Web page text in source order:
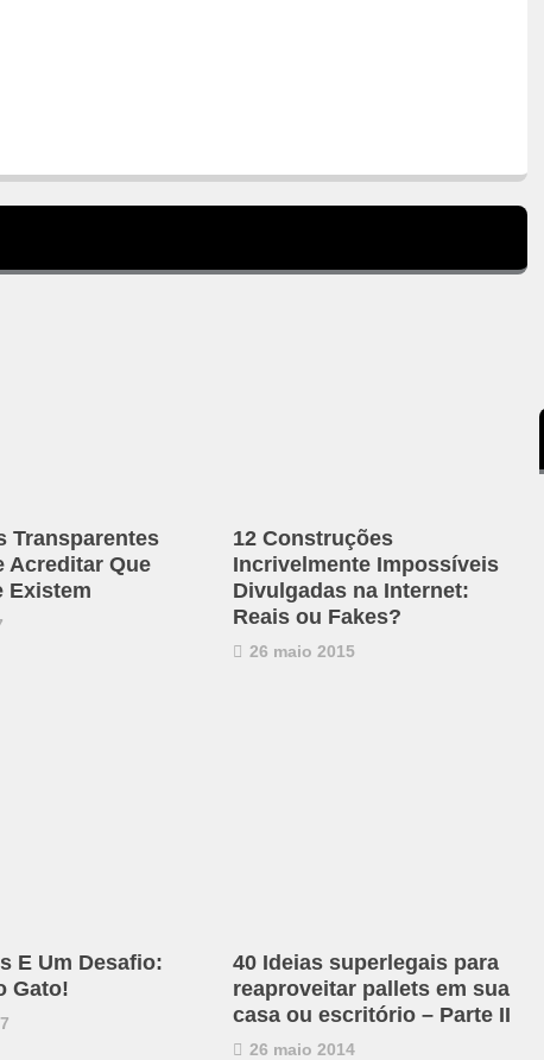
Transparentes
Acreditar Que
Existem
12 Construções
Incrivelmente Impossíveis
Divulgadas na Internet:
Reais ou Fakes?
26 maio 2015
E Um Desafio:
Gato!
40 Ideias superlegais para
reaproveitar pallets em sua
casa ou escritório – Parte II
26 maio 2014